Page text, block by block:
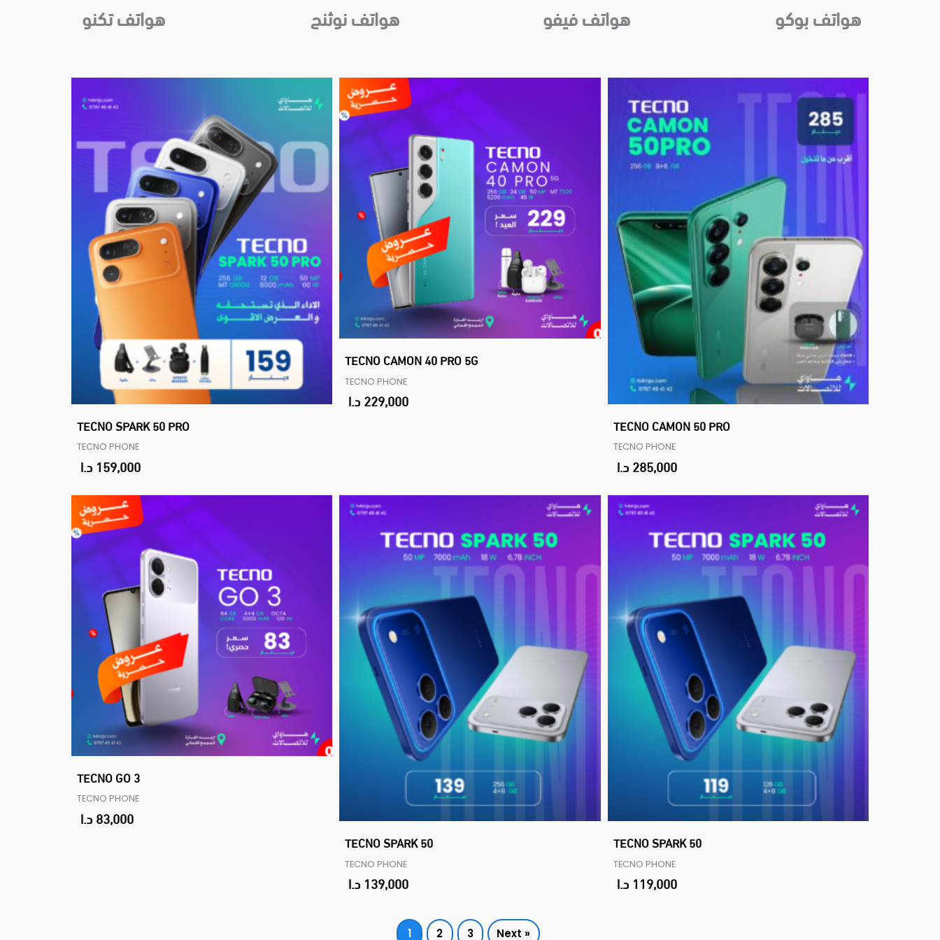
هواتف تكنو هواتف نوثنج هواتف فيفو هواتف بوكو
TECNO SPARK 50 PRO
TECNO PHONE
159,000 د.ا
TECNO CAMON 40 PRO 5G
TECNO PHONE
229,000د.ا
TECNO CAMON 50 PRO
TECNO PHONE
285,000د.ا
TECNO GO 3
TECNO PHONE
83,000د.ا
TECNO SPARK 50
TECNO PHONE
139,000 د.ا
TECNO SPARK 50
TECNO PHONE
119,000 د.ا
1 2 3 Next »